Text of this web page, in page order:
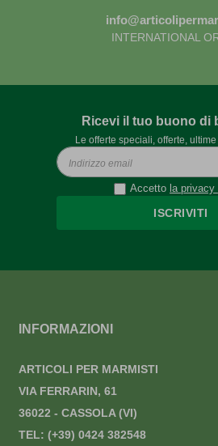
INTERNATIONAL
Ricevi il tuo buono di
Le offerte speciali, offerte,
Accetto la privacy
ISCRIVITI
INFORMAZIONI
ARTICOLI PER MARMISTI
VIA FERRARIN, 61
36022 - CASSOLA (VI)
TEL: (+39) 0424 382548